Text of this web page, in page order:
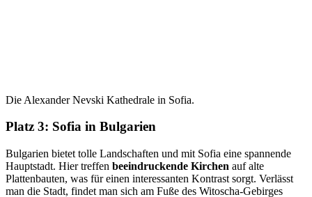
Die Alexander Nevski Kathedrale in Sofia.
Platz 3: Sofia in Bulgarien
Bulgarien bietet tolle Landschaften und mit Sofia eine spannende
Hauptstadt. Hier treffen beeindruckende Kirchen auf alte
Plattenbauten, was für einen interessanten Kontrast sorgt. Verlässt
man die Stadt, findet man sich am Fuße des Witoscha-Gebirges